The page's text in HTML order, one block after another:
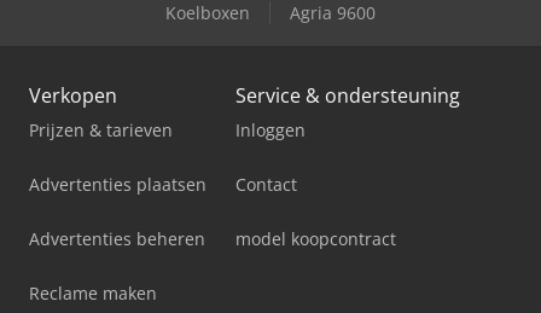
Valtra T202 DirectKoelboxen
Agria 9600
Verkopen
Prijzen & tarieven
Advertenties plaatsen
Advertenties beheren
Reclame maken
Service & ondersteuning
Inloggen
Contact
model koopcontract